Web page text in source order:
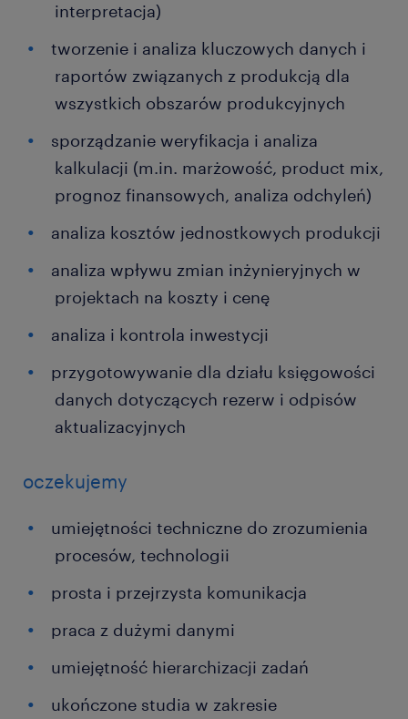
interpretacja)
tworzenie i analiza kluczowych danych i
raportów związanych z produkcją dla
wszystkich obszarów produkcyjnych
sporządzanie weryfikacja i analiza
kalkulacji (m.in. marżowość, product mix,
prognoz finansowych, analiza odchyleń)
analiza kosztów jednostkowych produkcji
analiza wpływu zmian inżynieryjnych w
projektach na koszty i cenę
analiza i kontrola inwestycji
przygotowywanie dla działu księgowości
danych dotyczących rezerw i odpisów
aktualizacyjnych
oczekujemy
umiejętności techniczne do zrozumienia
procesów, technologii
prosta i przejrzysta komunikacja
praca z dużymi danymi
umiejętność hierarchizacji zadań
ukończone studia w zakresie